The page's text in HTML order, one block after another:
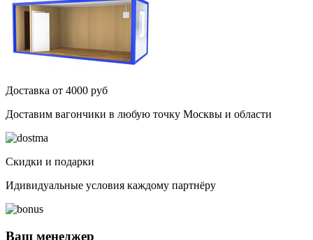
Доставка от 4000 руб
Доставим вагончики в любую точку Москвы и области
Скидки и подарки
Идивидуальные условия каждому партнёру
Ваш менеджер